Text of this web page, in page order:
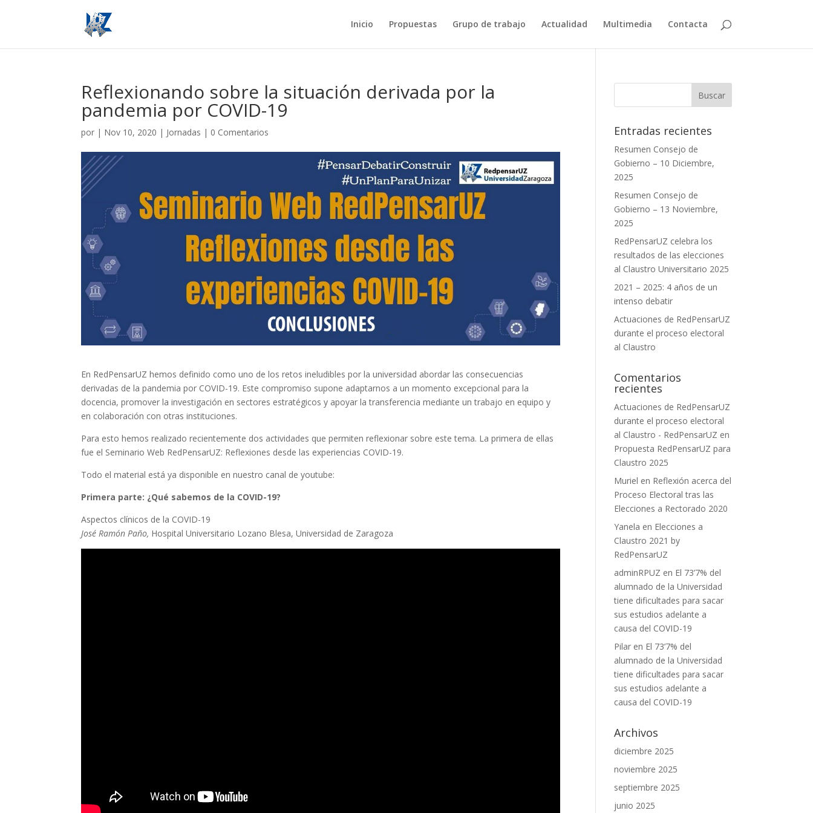
Inicio Propuestas Grupo de trabajo Actualidad Multimedia Contacta
Reflexionando sobre la situación derivada por la
pandemia por COVID-19
por | Nov 10, 2020 | Jornadas | 0 Comentarios
En RedPensarUZ hemos definido como uno de los retos ineludibles por la universidad abordar las consecuencias
derivadas de la pandemia por COVID-19. Este compromiso supone adaptarnos a un momento excepcional para la
docencia, promover la investigación en sectores estratégicos y apoyar la transferencia mediante un trabajo en equipo y
en colaboración con otras instituciones.
Para esto hemos realizado recientemente dos actividades que permiten reflexionar sobre este tema. La primera de ellas
fue el Seminario Web RedPensarUZ: Reflexiones desde las experiencias COVID-19.
Todo el material está ya disponible en nuestro canal de youtube:
Primera parte: ¿Qué sabemos de la COVID-19?
Aspectos clínicos de la COVID-19
José Ramón Paño, Hospital Universitario Lozano Blesa, Universidad de Zaragoza
Entradas recientes
Resumen Consejo de
Gobierno – 10 Diciembre,
2025
Resumen Consejo de
Gobierno – 13 Noviembre,
2025
RedPensarUZ celebra los
resultados de las elecciones
al Claustro Universitario 2025
2021 – 2025: 4 años de un
intenso debatir
Actuaciones de RedPensarUZ
durante el proceso electoral
al Claustro
Comentarios
recientes
Actuaciones de RedPensarUZ
durante el proceso electoral
al Claustro - RedPensarUZ en
Propuesta RedPensarUZ para
Claustro 2025
Muriel en Reflexión acerca del
Proceso Electoral tras las
Elecciones a Rectorado 2020
Yanela en Elecciones a
Claustro 2021 by
RedPensarUZ
adminRPUZ en El 73’7% del
alumnado de la Universidad
tiene dificultades para sacar
sus estudios adelante a
causa del COVID-19
Pilar en El 73’7% del
alumnado de la Universidad
tiene dificultades para sacar
sus estudios adelante a
causa del COVID-19
Archivos
diciembre 2025
noviembre 2025
septiembre 2025
junio 2025